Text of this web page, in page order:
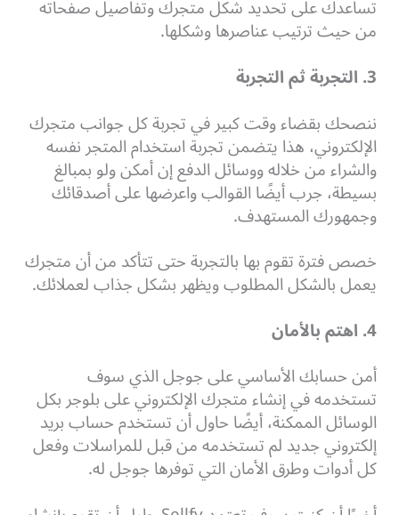
تساعدك على تحديد شكل متجرك وتفاصيل صفحاته
من حيث ترتيب عناصرها وشكلها.
3. التجربة ثم التجربة
ننصحك بقضاء وقت كبير في تجربة كل جوانب متجرك
الإلكتروني، هذا يتضمن تجربة استخدام المتجر نفسه
والشراء من خلاله ووسائل الدفع إن أمكن ولو بمبالغ
بسيطة، جرب أيضًا القوالب واعرضها على أصدقائك
وجمهورك المستهدف.
خصص فترة تقوم بها بالتجربة حتى تتأكد من أن متجرك
يعمل بالشكل المطلوب ويظهر بشكل جذاب لعملائك.
4. اهتم بالأمان
أمن حسابك الأساسي على جوجل الذي سوف
تستخدمه في إنشاء متجرك الإلكتروني على بلوجر بكل
الوسائل الممكنة، أيضًا حاول أن تستخدم حساب بريد
إلكتروني جديد لم تستخدمه من قبل للمراسلات وفعل
كل أدوات وطرق الأمان التي توفرها جوجل له.